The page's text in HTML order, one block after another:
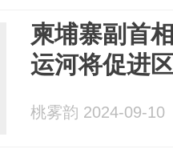
柬埔寨副首
运河将促进
桃雾韵 2024-09-10